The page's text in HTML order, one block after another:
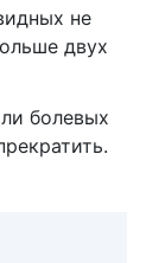
не
двух
болевых